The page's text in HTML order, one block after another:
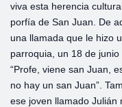
viva esta herencia
porfía de San Juan. De
una llamada que le hizo
parroquia, un 18 de
“Profe, viene san Juan,
no hay un san Juan”.
ese joven llamado Julián